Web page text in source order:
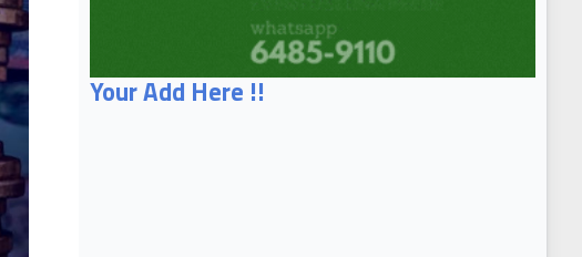
Your Add Here !!